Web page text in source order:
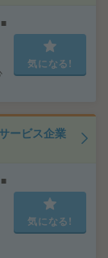
気になる!
ービス企業
気になる!